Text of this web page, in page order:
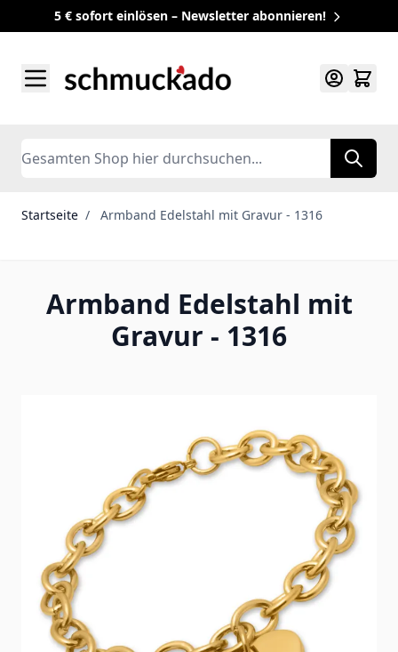
5 € sofort einlösen – Newsletter abonnieren!
Search
Startseite / Armband Edelstahl mit Gravur - 1316
Armband Edelstahl mit
Gravur - 1316